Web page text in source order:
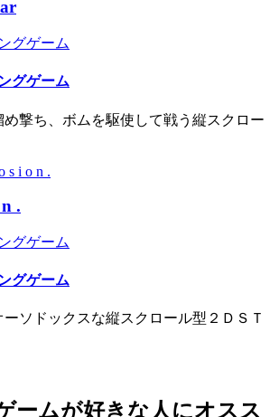
グゲーム
グゲーム
め撃ち、ボムを駆使して戦う縦スクロー
.
グゲーム
グゲーム
ーソドックスな縦スクロール型２ＤＳＴ
ームが好きな人にオスス